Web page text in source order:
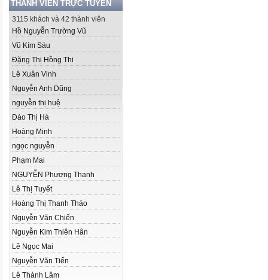
THÀNH VIÊN TRỰC TUYẾN
3115 khách và 42 thành viên
Hồ Nguyễn Trường Vũ
Vũ Kím Sáu
Đặng Thị Hồng Thi
Lê Xuân Vinh
Nguyễn Anh Dũng
nguyễn thị huệ
Đào Thị Hà
Hoàng Minh
ngọc nguyễn
Phạm Mai
NGUYỄN Phương Thanh
Lê Thị Tuyết
Hoàng Thị Thanh Thảo
Nguyễn Văn Chiến
Nguyễn Kim Thiên Hân
Lê Ngọc Mai
Nguyễn Văn Tiến
Lê Thành Lâm